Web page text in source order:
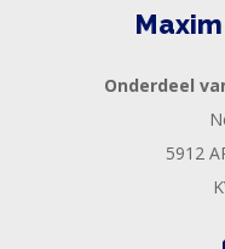
Onderdeel
5912